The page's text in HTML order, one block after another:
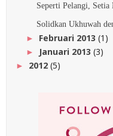
Seperti Pelangi, Setia
Solidkan Ukhuwah
► Februari 2013 (1)
► Januari 2013 (3)
► 2012 (5)